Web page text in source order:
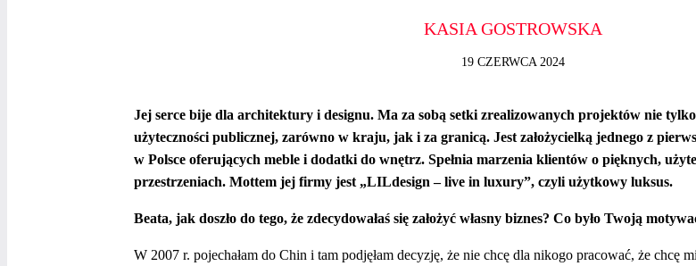
KASIA GOSTROWSKA
19 CZERWCA 2024
Jej serce bije dla architektury i designu. Ma za sobą setki zrealizowanych projektów nie
użyteczności publicznej, zarówno w kraju, jak i za granicą. Jest założycielką jednego z
w Polsce oferujących meble i dodatki do wnętrz. Spełnia marzenia klientów o pięknych,
przestrzeniach. Mottem jej firmy jest „LILdesign – live in luxury”, czyli użytkowy luksus.
Beata, jak doszło do tego, że zdecydowałaś się założyć własny biznes? Co było Twoją
W 2007 r. pojechałam do Chin i tam podjęłam decyzję, że nie chcę dla nikogo pracować, że chcę